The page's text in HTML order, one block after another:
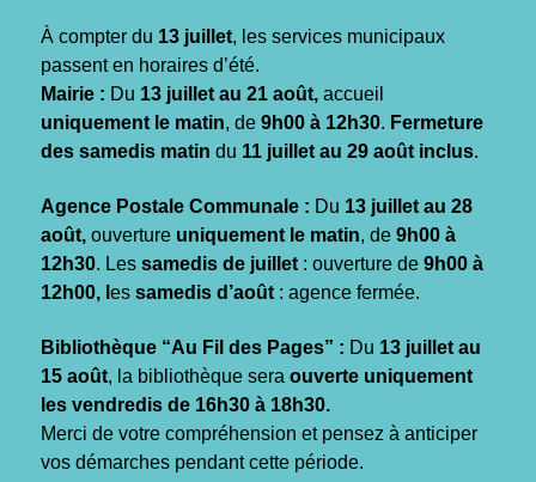
À compter du 13 juillet, les services municipaux
passent en horaires d’été.
Mairie : Du 13 juillet au 21 août, accueil
uniquement le matin, de 9h00 à 12h30. Fermeture
des samedis matin du 11 juillet au 29 août inclus.
Agence Postale Communale : Du 13 juillet au 28
août, ouverture uniquement le matin, de 9h00 à
12h30. Les samedis de juillet : ouverture de 9h00 à
12h00, l es samedis d’août : agence fermée.
Bibliothèque “Au Fil des Pages” : Du 13 juillet au
15 août, la bibliothèque sera ouverte uniquement
les vendredis de 16h30 à 18h30.
Merci de votre compréhension et pensez à anticiper
vos démarches pendant cette période.